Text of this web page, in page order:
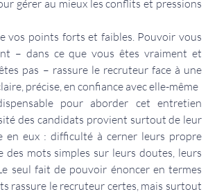
gérer au mieux les conflits et pressions
vos points forts et faibles. Pouvoir vous
– dans ce que vous êtes vraiment et
pas – rassure le recruteur face à une
précise, en confiance avec elle-même
pour aborder cet entretien
des candidats provient surtout de leur
en eux : difficulté à cerner leurs propre
mots simples sur leurs doutes, leurs
seul fait de pouvoir énoncer en termes
rassure le recruteur certes, mais surtout